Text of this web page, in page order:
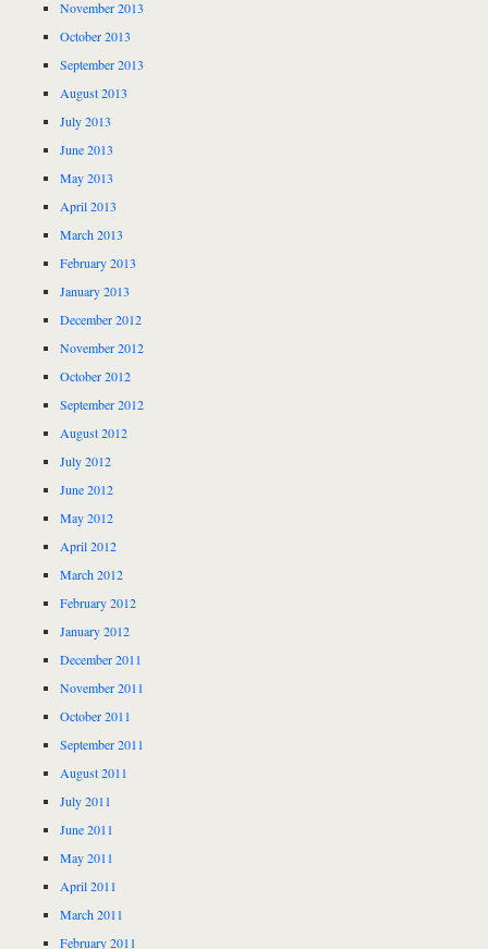
November 2013
October 2013
September 2013
August 2013
July 2013
June 2013
May 2013
April 2013
March 2013
February 2013
January 2013
December 2012
November 2012
October 2012
September 2012
August 2012
July 2012
June 2012
May 2012
April 2012
March 2012
February 2012
January 2012
December 2011
November 2011
October 2011
September 2011
August 2011
July 2011
June 2011
May 2011
April 2011
March 2011
February 2011